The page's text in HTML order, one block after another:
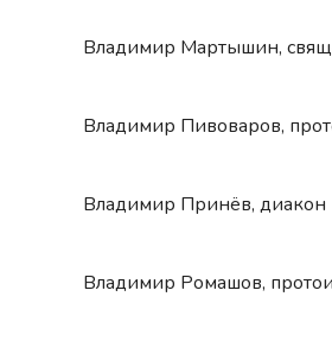
Владимир Мартышин,
Владимир Пивоваров,
Владимир Принёв, диакон
Владимир Ромашов,